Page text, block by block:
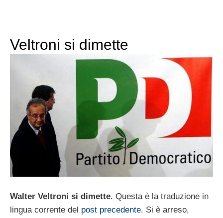
Veltroni si dimette
Walter Veltroni si dimette. Questa è la traduzione in
lingua corrente del post precedente. Si è arreso,